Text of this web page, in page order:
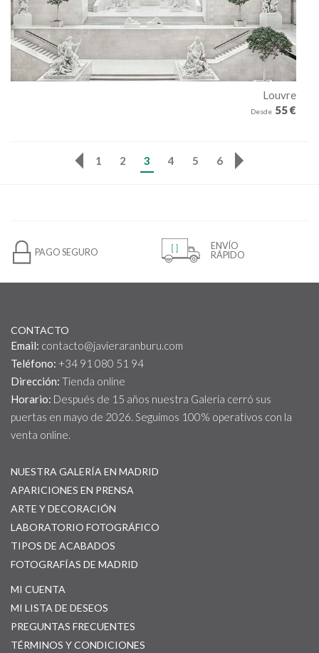
Louvre
Desde 55 €
1 2 3 4 5 6
PAGO SEGURO
ENVÍO
RÁPIDO
CONTACTO
Email: contacto@javieraranburu.com
Teléfono: +34 91 080 51 94
Dirección: Tienda online
Horario: Después de 15 años nuestra Galería cerró sus
puertas en mayo de 2026. Seguimos 100% operativos con la
venta online.
NUESTRA GALERÍA EN MADRID
APARICIONES EN PRENSA
ARTE Y DECORACIÓN
LABORATORIO FOTOGRÁFICO
TIPOS DE ACABADOS
FOTOGRAFÍAS DE MADRID
MI CUENTA
MI LISTA DE DESEOS
PREGUNTAS FRECUENTES
TÉRMINOS Y CONDICIONES